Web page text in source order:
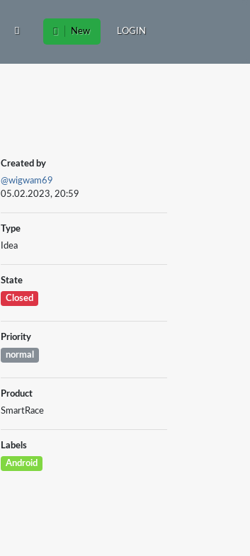
New LOGIN
Created by
@wigwam69
05.02.2023, 20:59
Type
Idea
State
Closed
Priority
normal
Product
SmartRace
Labels
Android